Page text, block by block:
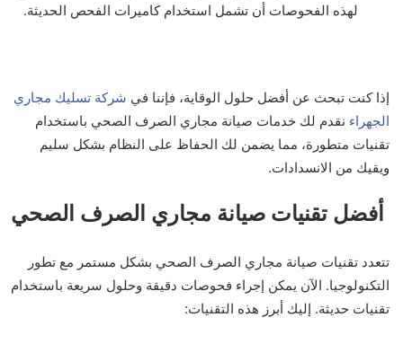
لهذه الفحوصات أن تشمل استخدام كاميرات الفحص الحديثة.
إذا كنت تبحث عن أفضل حلول الوقاية، فإننا في شركة تسليك مجاري
الجهراء نقدم لك خدمات صيانة مجاري الصرف الصحي باستخدام
تقنيات متطورة، مما يضمن لك الحفاظ على النظام بشكل سليم
ويقيك من الانسدادات.
أفضل تقنيات صيانة مجاري الصرف الصحي
تتعدد تقنيات صيانة مجاري الصرف الصحي بشكل مستمر مع تطور
التكنولوجيا. الآن يمكن إجراء فحوصات دقيقة وحلول سريعة باستخدام
تقنيات حديثة. إليك أبرز هذه التقنيات: